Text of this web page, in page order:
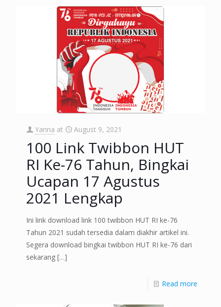
Yanna at August 9, 2021
100 Link Twibbon HUT
RI Ke-76 Tahun, Bingkai
Ucapan 17 Agustus
2021 Lengkap
Ini link download link 100 twibbon HUT RI ke-76
Tahun 2021 sudah tersedia dalam diakhir artikel ini.
Segera download bingkai twibbon HUT RI ke-76 dari
sekarang […]
Read more